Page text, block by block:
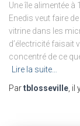
Une île alimentée à
Enedis veut faire
vitrine dans les
d’électricité faisait
concentré de ce
Lire la suite…
Partblosseville, il